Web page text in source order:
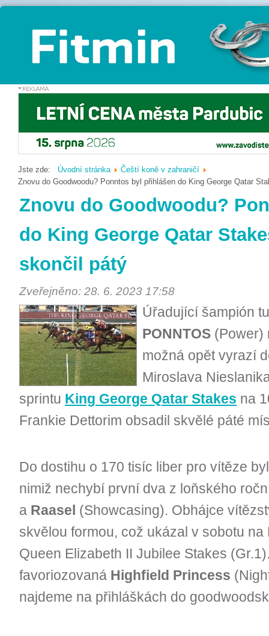
Jste zde: Úvodní stránka
Čeští koně v zahraničí
Znovu do Goodwoodu? Ponntos byl přihlášen do King George Qatar
Znovu do Goodwoodu?
do King George Qatar
skončil pátý
Zveřejněno: 28. 6. 2023 17:58
Úřadující šampión
PONNTOS(Power)
možná opět vyrazí
Miroslava
sprintu King George Qatar Stakes na
Frankie Dettorim obsadil skvělé páté
Do dostihu o 170 tisíc liber pro vítěze
nimiž nechybí první dva z loňského
a Raasel (Showcasing). Obhájce
skvělou formou, což ukázal v sobotu
Queen Elizabeth II Jubilee Stakes
favoriozovaná Highfield Princess
najdeme na přihláškách do